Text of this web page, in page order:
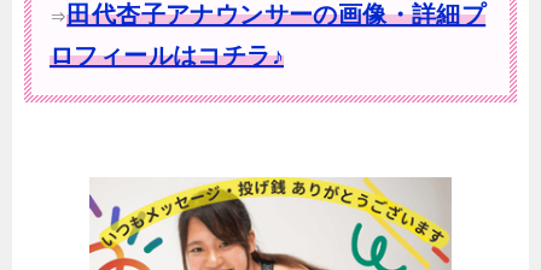
⇒田代杏子アナウンサーの画像・詳細プ
ロフィールはコチラ♪